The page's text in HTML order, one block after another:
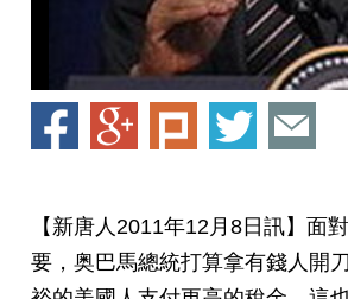
【新唐人2011年12月8日訊】面
要，奥巴馬總統打算拿有錢人開